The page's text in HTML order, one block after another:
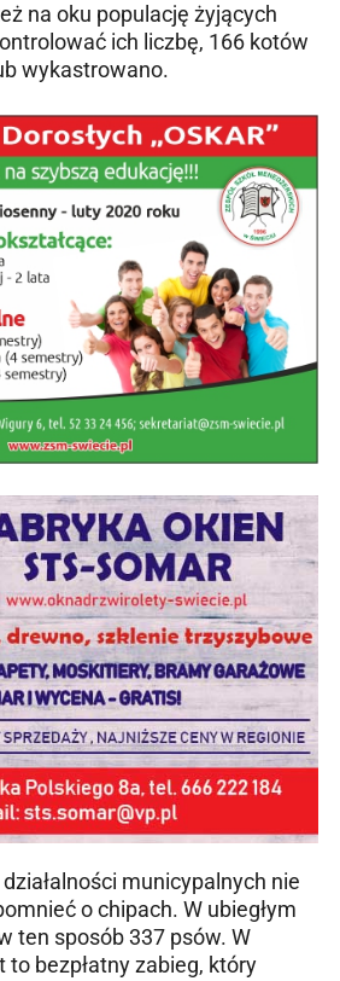
na oku populację żyjących
ich liczbę, 166 kotów
wykastrowano.
municypalnych nie
o chipach. W ubiegłym
ten sposób 337 psów. W
to bezpłatny zabieg, który